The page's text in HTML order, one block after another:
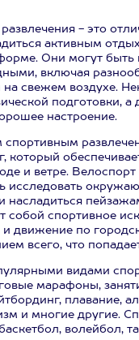
- это
активным
Они могут
включая
на свежем воздухе.
подготовки, а
настроение.
который
и ветре. Велоспорт
исследовать
насладиться
собой спортивное
и движение по
всего, что
видами
марафоны,
плавание,
и многие другие.
волейбол,